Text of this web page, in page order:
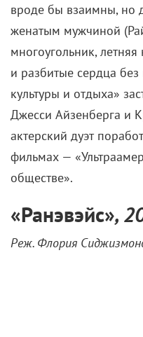
вроде бы взаимны, но
женатым мужчиной
многоугольник,
и разбитые сердца
культуры и отдыха»
Джесси Айзенберга и
актерский дуэт
фильмах —
обществе».
«Ранэвэйс»,
Реж. Флория